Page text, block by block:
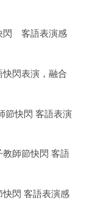
閃 客語表演感
快閃表演，融合
節快閃 客語表演
教師節快閃 客語
快閃 客語表演感